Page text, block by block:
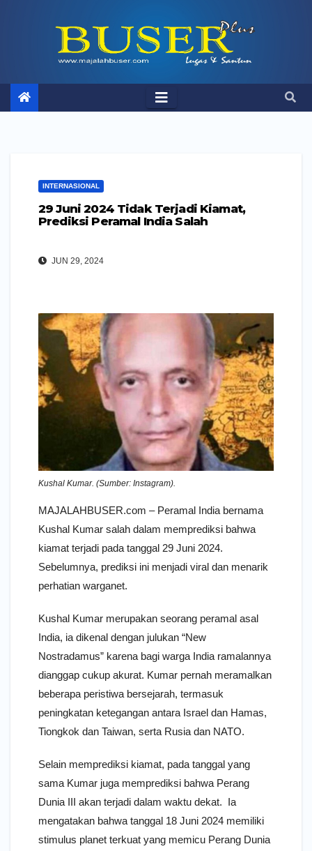
INTERNASIONAL
29 Juni 2024 Tidak Terjadi Kiamat,
Prediksi Peramal India Salah
JUN 29, 2024
Kushal Kumar. (Sumber: Instagram).
MAJALAHBUSER.com – Peramal India bernama
Kushal Kumar salah dalam memprediksi bahwa
kiamat terjadi pada tanggal 29 Juni 2024.
Sebelumnya, prediksi ini menjadi viral dan menarik
perhatian warganet.
Kushal Kumar merupakan seorang peramal asal
India, ia dikenal dengan julukan “New
Nostradamus” karena bagi warga India ramalannya
dianggap cukup akurat. Kumar pernah meramalkan
beberapa peristiwa bersejarah, termasuk
peningkatan ketegangan antara Israel dan Hamas,
Tiongkok dan Taiwan, serta Rusia dan NATO.
Selain memprediksi kiamat, pada tanggal yang
sama Kumar juga memprediksi bahwa Perang
Dunia III akan terjadi dalam waktu dekat. Ia
mengatakan bahwa tanggal 18 Juni 2024 memiliki
stimulus planet terkuat yang memicu Perang Dunia